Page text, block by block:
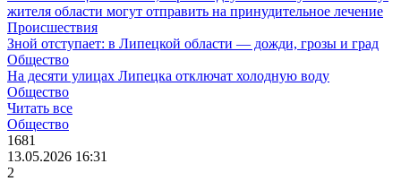
жителя области могут отправить на принудительное лечение
Происшествия
Зной отступает: в Липецкой области — дожди, грозы и град
Общество
На десяти улицах Липецка отключат холодную воду
Общество
Читать все
Общество
1681
13.05.2026 16:31
2